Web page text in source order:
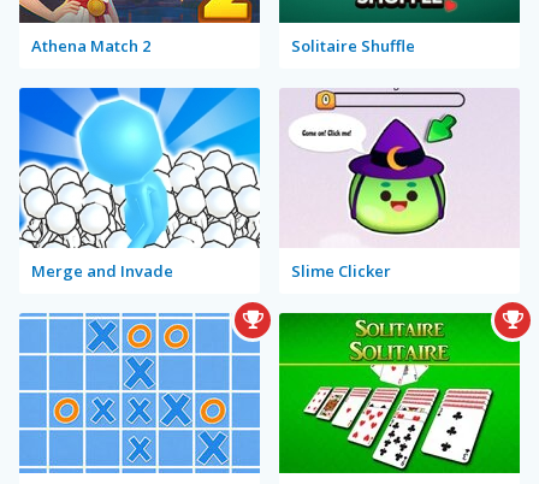
Athena Match 2 Solitaire Shuffle
Merge and Invade Slime Clicker